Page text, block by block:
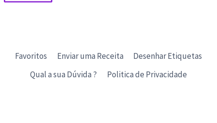
Favoritos Enviar uma Receita
Desenhar Etiquetas
Qual a sua Dúvida ?
Politica de Privacidade